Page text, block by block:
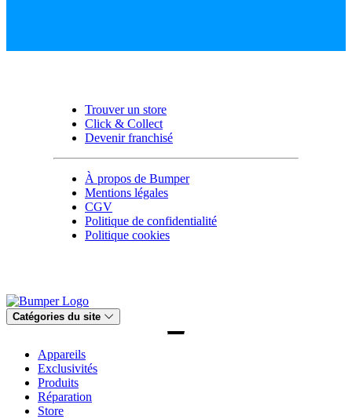
Trouver un store
Click & Collect
Devenir franchisé
À propos de Bumper
Mentions légales
CGV
Politique de confidentialité
Politique cookies
Catégories du site
Appareils
Exclusivités
Produits
Réparation
Store